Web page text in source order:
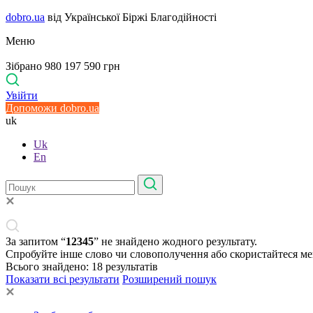
dobro.ua від Української Біржі Благодійності
Меню
Зібрано 980 197 590 грн
Увійти
Допоможи dobro.ua
uk
Uk
En
За запитом “12345” не знайдено жодного результату.
Спробуйте інше слово чи словополучення або скористайтеся
Всього знайдено: 18 результатів
Показати всі результати Розширений пошук